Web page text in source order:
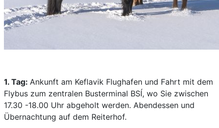
1. Tag: Ankunft am Keflavik Flughafen und Fahrt mit dem
Flybus zum zentralen Busterminal BSÍ, wo Sie zwischen
17.30 -18.00 Uhr abgeholt werden. Abendessen und
Übernachtung auf dem Reiterhof.